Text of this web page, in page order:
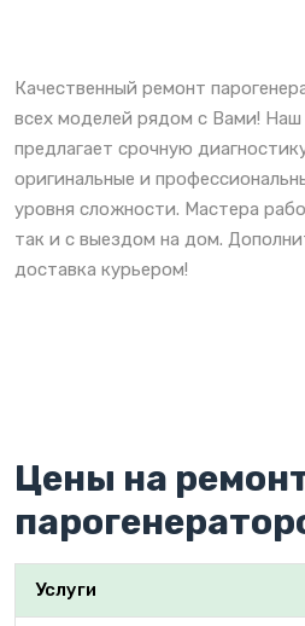
Качественный ремонт
всех моделей рядом с Вами! Наш
предлагает срочную
оригинальные и
уровня сложности. Мастера
так и с выездом на дом.
доставка курьером!
Цены на
Услуги